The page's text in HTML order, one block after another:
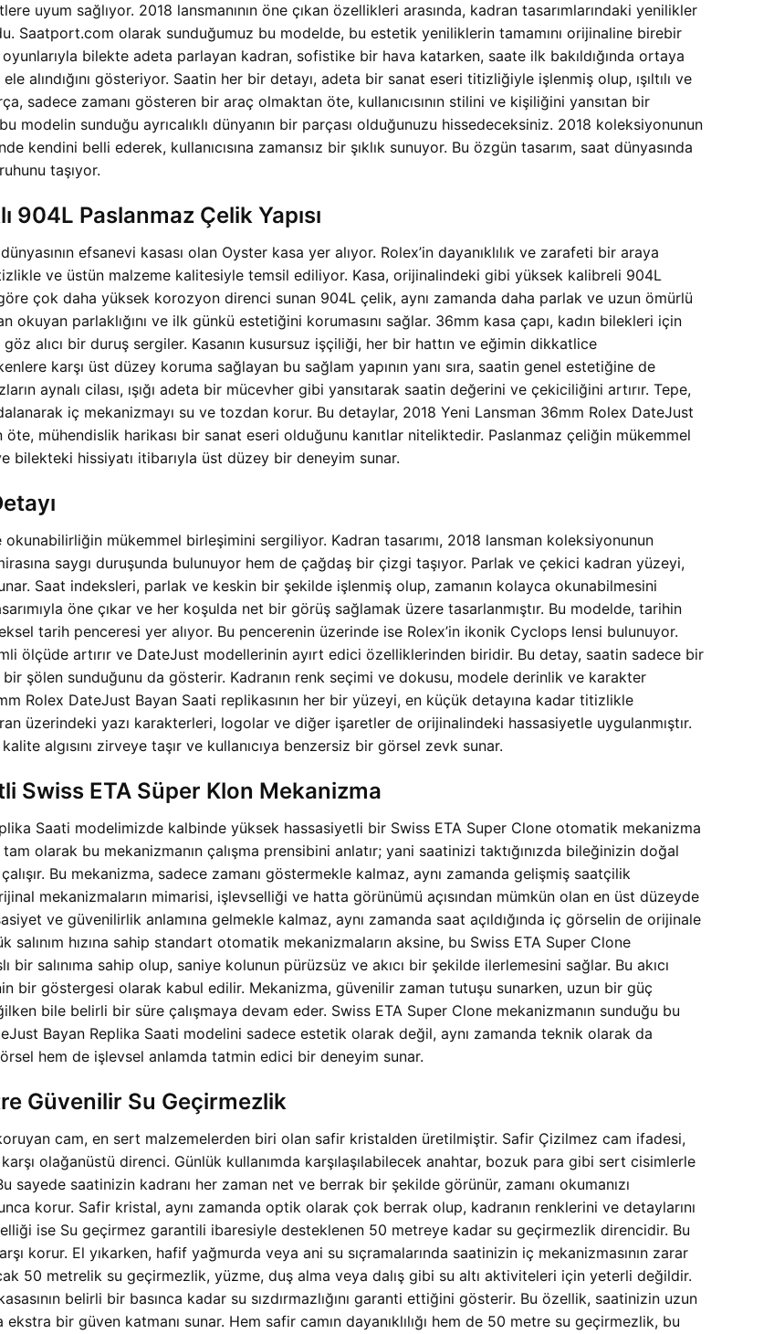
uyum sağlıyor. 2018 lansmanının öne çıkan özellikleri arasında, kadran tasarımlarındaki yenilikler
Saatport.com olarak sunduğumuz bu modelde, bu estetik yeniliklerin tamamını orijinaline birebir
bilekte adeta parlayan kadran, sofistike bir hava katarken, saate ilk bakıldığında ortaya
alındığını gösteriyor. Saatin her bir detayı, adeta bir sanat eseri titizliğiyle işlenmiş olup, ışıltılı ve
sadece zamanı gösteren bir araç olmaktan öte, kullanıcısının stilini ve kişiliğini yansıtan bir
modelin sunduğu ayrıcalıklı dünyanın bir parçası olduğunuzu hissedeceksiniz. 2018 koleksiyonunun
kendini belli ederek, kullanıcısına zamansız bir şıklık sunuyor. Bu özgün tasarım, saat dünyasında
taşıyor.
904L Paslanmaz Çelik Yapısı
efsanevi kasası olan Oyster kasa yer alıyor. Rolex’in dayanıklılık ve zarafeti bir araya
ve üstün malzeme kalitesiyle temsil ediliyor. Kasa, orijinalindeki gibi yüksek kalibreli 904L
çok daha yüksek korozyon direnci sunan 904L çelik, aynı zamanda daha parlak ve uzun ömürlü
parlaklığını ve ilk günkü estetiğini korumasını sağlar. 36mm kasa çapı, kadın bilekleri için
alıcı bir duruş sergiler. Kasanın kusursuz işçiliği, her bir hattın ve eğimin dikkatlice
karşı üst düzey koruma sağlayan bu sağlam yapının yanı sıra, saatin genel estetiğine de
aynalı cilası, ışığı adeta bir mücevher gibi yansıtarak saatin değerini ve çekiciliğini artırır. Tepe,
iç mekanizmayı su ve tozdan korur. Bu detaylar, 2018 Yeni Lansman 36mm Rolex DateJust
mühendislik harikası bir sanat eseri olduğunu kanıtlar niteliktedir. Paslanmaz çeliğin mükemmel
bilekteki hissiyatı itibarıyla üst düzey bir deneyim sunar.
mükemmel birleşimini sergiliyor. Kadran tasarımı, 2018 lansman koleksiyonunun
saygı duruşunda bulunuyor hem de çağdaş bir çizgi taşıyor. Parlak ve çekici kadran yüzeyi,
Saat indeksleri, parlak ve keskin bir şekilde işlenmiş olup, zamanın kolayca okunabilmesini
öne çıkar ve her koşulda net bir görüş sağlamak üzere tasarlanmıştır. Bu modelde, tarihin
tarih penceresi yer alıyor. Bu pencerenin üzerinde ise Rolex’in ikonik Cyclops lensi bulunuyor.
ölçüde artırır ve DateJust modellerinin ayırt edici özelliklerinden biridir. Bu detay, saatin sadece bir
bir şölen sunduğunu da gösterir. Kadranın renk seçimi ve dokusu, modele derinlik ve karakter
Rolex DateJust Bayan Saati replikasının her bir yüzeyi, en küçük detayına kadar titizlikle
üzerindeki yazı karakterleri, logolar ve diğer işaretler de orijinalindeki hassasiyetle uygulanmıştır.
algısını zirveye taşır ve kullanıcıya benzersiz bir görsel zevk sunar.
Swiss ETA Süper Klon Mekanizma
Saati modelimizde kalbinde yüksek hassasiyetli bir Swiss ETA Super Clone otomatik mekanizma
olarak bu mekanizmanın çalışma prensibini anlatır; yani saatinizi taktığınızda bileğinizin doğal
Bu mekanizma, sadece zamanı göstermekle kalmaz, aynı zamanda gelişmiş saatçilik
mekanizmaların mimarisi, işlevselliği ve hatta görünümü açısından mümkün olan en üst düzeyde
ve güvenilirlik anlamına gelmekle kalmaz, aynı zamanda saat açıldığında iç görselin de orijinale
salınım hızına sahip standart otomatik mekanizmaların aksine, bu Swiss ETA Super Clone
salınıma sahip olup, saniye kolunun pürüzsüz ve akıcı bir şekilde ilerlemesini sağlar. Bu akıcı
bir göstergesi olarak kabul edilir. Mekanizma, güvenilir zaman tutuşu sunarken, uzun bir güç
bile belirli bir süre çalışmaya devam eder. Swiss ETA Super Clone mekanizmanın sunduğu bu
Bayan Replika Saati modelini sadece estetik olarak değil, aynı zamanda teknik olarak da
hem de işlevsel anlamda tatmin edici bir deneyim sunar.
Güvenilir Su Geçirmezlik
cam, en sert malzemelerden biri olan safir kristalden üretilmiştir. Safir Çizilmez cam ifadesi,
olağanüstü direnci. Günlük kullanımda karşılaşılabilecek anahtar, bozuk para gibi sert cisimlerle
sayede saatinizin kadranı her zaman net ve berrak bir şekilde görünür, zamanı okumanızı
korur. Safir kristal, aynı zamanda optik olarak çok berrak olup, kadranın renklerini ve detaylarını
ise Su geçirmez garantili ibaresiyle desteklenen 50 metreye kadar su geçirmezlik direncidir. Bu
korur. El yıkarken, hafif yağmurda veya ani su sıçramalarında saatinizin iç mekanizmasının zarar
50 metrelik su geçirmezlik, yüzme, duş alma veya dalış gibi su altı aktiviteleri için yeterli değildir.
belirli bir basınca kadar su sızdırmazlığını garanti ettiğini gösterir. Bu özellik, saatinizin uzun
bir güven katmanı sunar. Hem safir camın dayanıklılığı hem de 50 metre su geçirmezlik, bu